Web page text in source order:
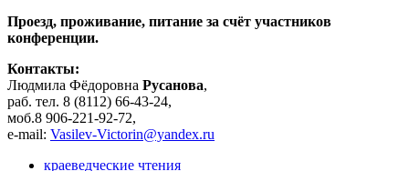
Проезд, проживание, питание за счёт участников
конференции.
Контакты:
Людмила Фёдоровна Русанова,
раб. тел. 8 (8112) 66-43-24,
моб.8 906-221-92-72,
e-mail: Vasilev-Victorin@yandex.ru
краеведческие чтения